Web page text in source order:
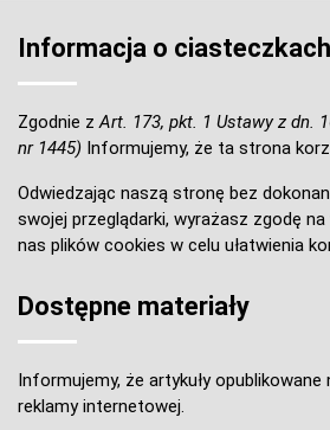
Informacja o
Zgodnie zArt. 173, pkt. 1 Ustawy z dn.
nr 1445) Informujemy, że ta strona
Odwiedzając naszą stronę bez
swojej przeglądarki, wyrażasz zgodę
nas plików cookies w celu ułatwienia
Dostępne materiały
Informujemy, że artykuły
reklamy internetowej.